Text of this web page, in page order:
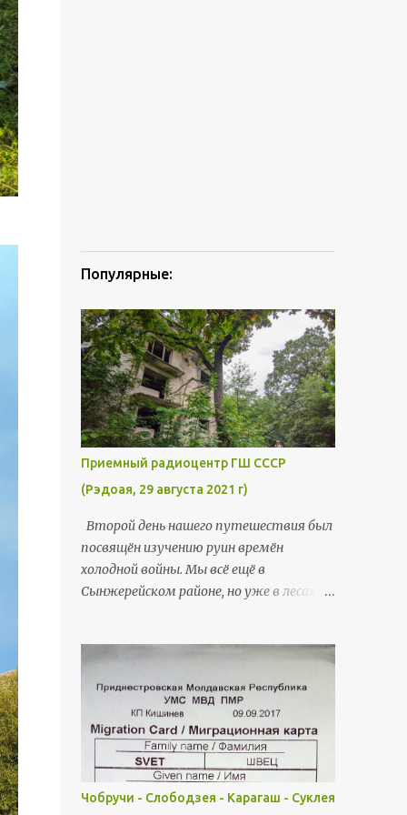
Популярные:
Приемный радиоцентр ГШ СССР
(Рэдоая, 29 августа 2021 г)
Второй день нашего путешествия был
посвящён изучению руин времён
холодной войны. Мы всё ещё в
Сынжерейском районе, но уже в лесах
внушительный комплекс - Приемный
Некогда секретный и стратегический
объект сейчас пустует, разграблен и
представляет собой мрачные руины.
Кроме всего прочего, на территории
есть и большой трёхуровневый
подземный бункер. Всё это мы найдём,
Чобручи - Слободзея - Карагаш - Суклея